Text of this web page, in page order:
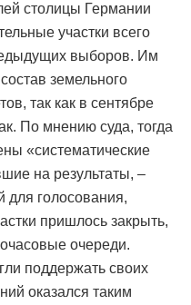
столицы Германии
участки всего
выборов. Им
земельного
так как в сентябре
По мнению суда, тогда
«систематические
на результаты, –
для голосования,
пришлось закрыть,
очереди.
поддержать своих
оказался таким